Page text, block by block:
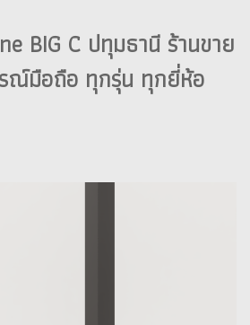
BIG C ปทุมธานี ร้านขาย
ณ์มือถือ ทุกรุ่น ทุกยี่ห้อ